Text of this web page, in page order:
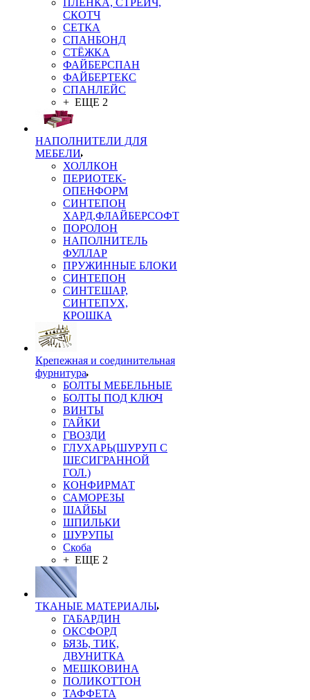
ПЛЁНКА, СТРЕЙЧ,
СКОТЧ
СЕТКА
СПАНБОНД
СТЁЖКА
ФАЙБЕРСПАН
ФАЙБЕРТЕКС
СПАНЛЕЙС
+ ЕЩЕ 2
НАПОЛНИТЕЛИ ДЛЯ
МЕБЕЛИ
ХОЛЛКОН
ПЕРИОТЕК-
ОПЕНФОРМ
СИНТЕПОН
ХАРД,ФЛАЙБЕРСОФТ
ПОРОЛОН
НАПОЛНИТЕЛЬ
ФУЛЛАР
ПРУЖИННЫЕ БЛОКИ
СИНТЕПОН
СИНТЕШАР,
СИНТЕПУХ,
КРОШКА
Крепежная и соединительная
фурнитура
БОЛТЫ МЕБЕЛЬНЫЕ
БОЛТЫ ПОД КЛЮЧ
ВИНТЫ
ГАЙКИ
ГВОЗДИ
ГЛУХАРЬ(ШУРУП С
ШЕСИГРАННОЙ
ГОЛ.)
КОНФИРМАТ
САМОРЕЗЫ
ШАЙБЫ
ШПИЛЬКИ
ШУРУПЫ
Скоба
+ ЕЩЕ 2
ТКАНЫЕ МАТЕРИАЛЫ
ГАБАРДИН
ОКСФОРД
БЯЗЬ, ТИК,
ДВУНИТКА
МЕШКОВИНА
ПОЛИКОТТОН
ТАФФЕТА